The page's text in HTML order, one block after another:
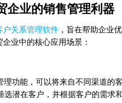
企业的销售管理利器
户关系管理软件 ，旨在帮助企业
业中的核心应用场景：
功能，可以将来自不同渠道的
选潜在客户，并根据客户的需求